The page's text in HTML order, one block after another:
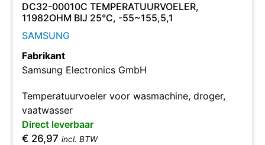
DC32-00010C TEMPERATUURVOELER,
11982OHM BIJ 25°C, -55~155,5,1
SAMSUNG
Fabrikant
Samsung Electronics GmbH
Temperatuurvoeler voor wasmachine, droger,
vaatwasser
Direct leverbaar
€ 26,97 incl. BTW